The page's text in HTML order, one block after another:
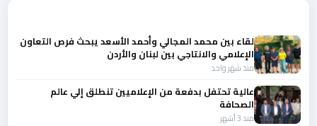
لقاء بين محمد المجالي وأحمد الأسعد يبحث فرص التعاون
الإعلامي والانتاجي بين لبنان والأردن
منذ شهر واحد
عالية تحتفل بدفعة من الإعلاميين تنطلق إلي عالم
الصحافة
منذ 3 أشهر